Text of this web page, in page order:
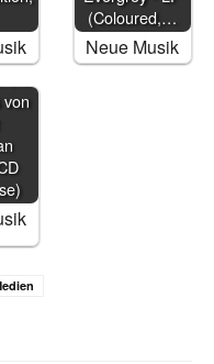
(Coloured,…
Neue Musik